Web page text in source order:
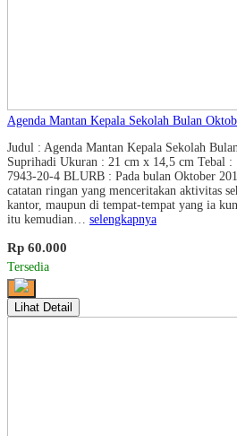
Agenda Mantan Kepala Sekolah Bulan
Judul : Agenda Mantan Kepala Sekolah
Suprihadi Ukuran : 21 cm x 14,5 cm Tebal
7943-20-4 BLURB : Pada bulan Oktober
catatan ringan yang menceritakan aktivitas
kantor, maupun di tempat-tempat yang ia
itu kemudian… selengkapnya
Rp 60.000
Tersedia
Lihat Detail